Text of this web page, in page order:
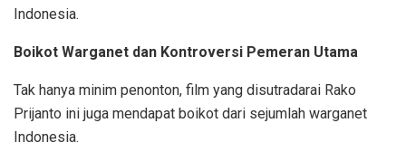
Indonesia.
Boikot Warganet dan Kontroversi Pemeran Utama
Tak hanya minim penonton, film yang disutradarai Rako
Prijanto ini juga mendapat boikot dari sejumlah warganet
Indonesia.